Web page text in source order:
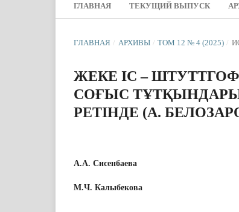
ГЛАВНАЯ ТЕКУЩИЙ ВЫПУСК
ГЛАВНАЯ / АРХИВЫ / ТОМ 12 № 4 (2025) /
ЖЕКЕ ІС –
СОҒЫС
РЕТІНДЕ (А.
А.А. Сисенбаева
М.Ч. Калыбекова